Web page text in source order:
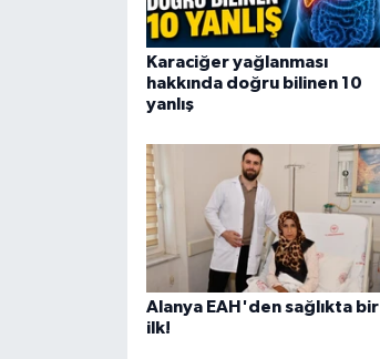
Karaciğer yağlanması
hakkında doğru bilinen 10
yanlış
Alanya EAH'den sağlıkta bir
ilk!